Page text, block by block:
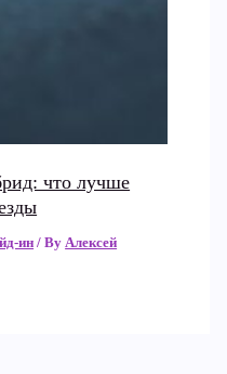
что лучше
ин / ByАлексей